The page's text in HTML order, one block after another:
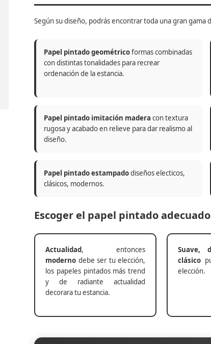
Según su diseño, podrás encontrar toda una gran gama
Papel pintado geométricoformas combinadas
con distintas tonalidades para recrear
ordenación de la estancia.
Papel pintado imitación madera con textura
rugosa y acabado en relieve para dar realismo al
diseño.
Papel pintado estampadodiseños electicos,
clásicos, modernos.
Escoger el papel pintado
Actualidad, entonces
moderno debe ser tu elección,
los papeles pintados más trend
y de radiante actualidad
decorara tu estancia.
Suave,
clásico
elección.